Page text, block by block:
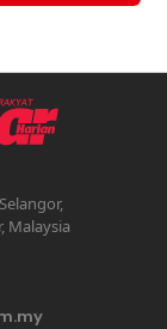
Malaysia